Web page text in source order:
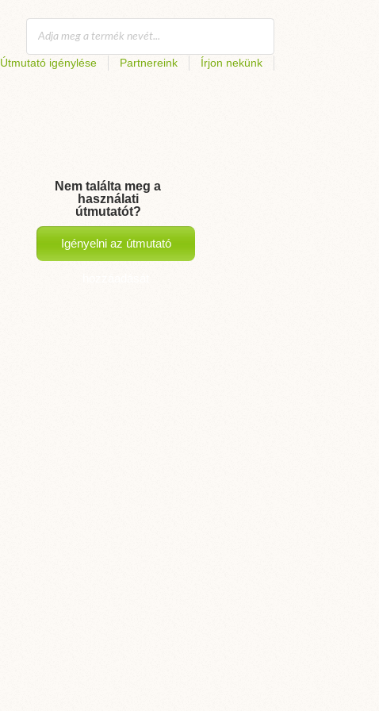
Útmutató igénylése Partnereink Írjon nekünk
Nem találta meg a
használati
útmutatót?
Igényelni az útmutató